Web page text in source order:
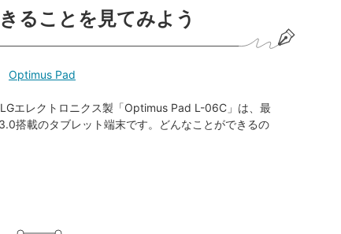
ることを見てみよう
タ
Optimus Pad
エレクトロニクス製「Optimus Pad L-06C」は、最
搭載のタブレット端末です。どんなことができるの